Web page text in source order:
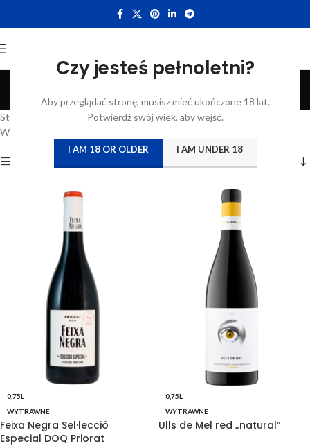
Czy jesteś pełnoletni?
Aby przeglądać stronę, musisz mieć ukończone 18 lat.
Potwierdź swój wiek, aby wejść.
I AM 18 OR OLDER I AM UNDER 18
Garnacha
Categories
Strona główna
Katalog/Produkty oznaczone “Garnacha”
Wyświetlanie wszystkich wyników: 3
0,75L
WYTRAWNE
Feixa Negra Sel·lecció
Especial DOQ Priorat
0,75L
WYTRAWNE
Ulls de Mel red „natural”